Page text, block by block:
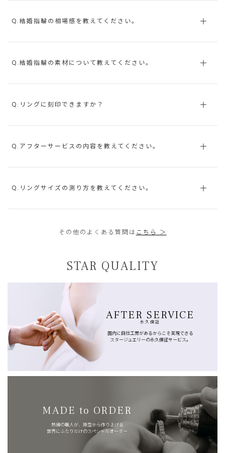
Q.結婚指輪の相場感を教えてください。
Q.結婚指輪の素材について教えてください。
Q.リングに刻印できますか？
Q.アフターサービスの内容を教えてください。
Q.リングサイズの測り方を教えてください。
その他のよくある質問は こちら ＞
STAR QUALITY
AFTER SERVICE
永久保証
国内に自社工房があるからこそ実現できる
スタージュエリーの永久保証サービス。
MADE to ORDER
熟練の職人が、原型から作り上げる
世界にふたりだけのスペシャルオーダー